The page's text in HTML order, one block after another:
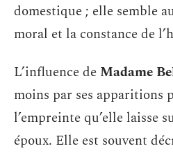
domestique ; elle semble
moral et la constance de
L’influence de Madame
moins par ses apparitions
l’empreinte qu’elle laisse
époux. Elle est souvent